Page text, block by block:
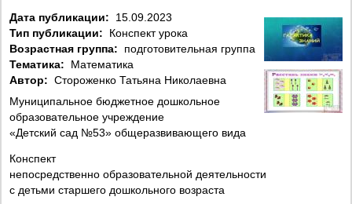
Дата публикации:
15.09.2023
Тип публикации:
Конспект урока
Возрастная группа:
подготовительная группа
Тематика:
Математика
Автор: Стороженко Татьяна Николаевна
Муниципальное бюджетное дошкольное
образовательное учреждение
«Детский сад №53» общеразвивающего вида
Конспект
непосредственно образовательной деятельности
с детьми старшего дошкольного возраста